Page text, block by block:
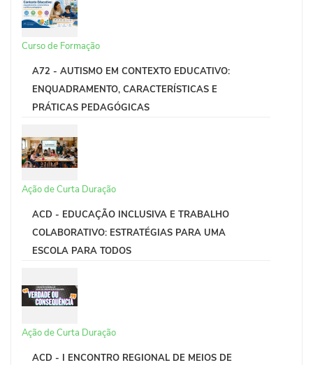
Curso de Formação
A72 - AUTISMO EM CONTEXTO EDUCATIVO:
ENQUADRAMENTO, CARACTERÍSTICAS E
PRÁTICAS PEDAGÓGICAS
Ação de Curta Duração
ACD - EDUCAÇÃO INCLUSIVA E TRABALHO
COLABORATIVO: ESTRATÉGIAS PARA UMA
ESCOLA PARA TODOS
Ação de Curta Duração
ACD - I ENCONTRO REGIONAL DE MEIOS DE